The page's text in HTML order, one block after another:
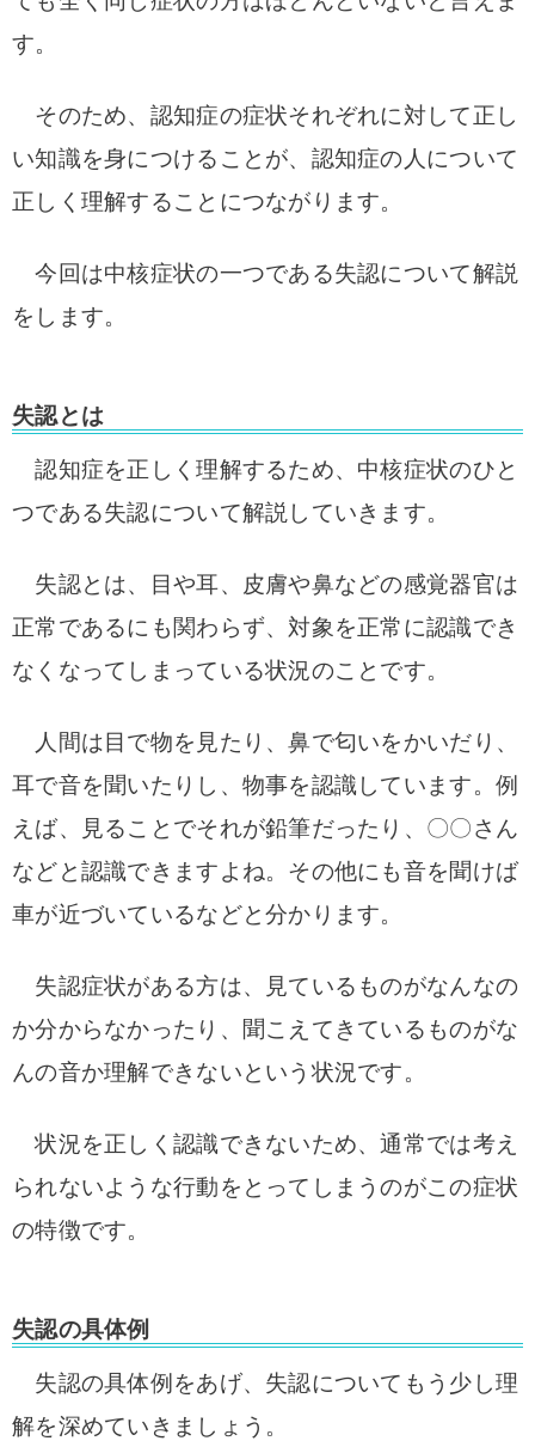
す。
そのため、認知症の症状それぞれに対して正し
い知識を身につけることが、認知症の人について
正しく理解することにつながります。
今回は中核症状の一つである失認について解説
をします。
失認とは
認知症を正しく理解するため、中核症状のひと
つである失認について解説していきます。
失認とは、目や耳、皮膚や鼻などの感覚器官は
正常であるにも関わらず、対象を正常に認識でき
なくなってしまっている状況のことです。
人間は目で物を見たり、鼻で匂いをかいだり、
耳で音を聞いたりし、物事を認識しています。例
えば、見ることでそれが鉛筆だったり、〇〇さん
などと認識できますよね。その他にも音を聞けば
車が近づいているなどと分かります。
失認症状がある方は、見ているものがなんなの
か分からなかったり、聞こえてきているものがな
んの音か理解できないという状況です。
状況を正しく認識できないため、通常では考え
られないような行動をとってしまうのがこの症状
の特徴です。
失認の具体例
失認の具体例をあげ、失認についてもう少し理
解を深めていきましょう。